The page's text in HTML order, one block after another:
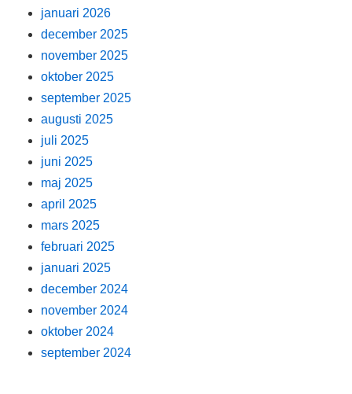
januari 2026
december 2025
november 2025
oktober 2025
september 2025
augusti 2025
juli 2025
juni 2025
maj 2025
april 2025
mars 2025
februari 2025
januari 2025
december 2024
november 2024
oktober 2024
september 2024